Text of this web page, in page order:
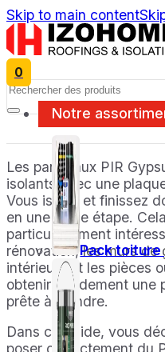
Skip to main content
0
Notre
Pack toiture
Search
Les panneaux PIR
isolants avec une
Vous isolez et finissez
en une seule étape.
particulièrement
rénovation, les murs de
intérieurs et les pièces
obtenir rapidement une
prête à peindre.
Dans ce guide, vous
poser correctement du